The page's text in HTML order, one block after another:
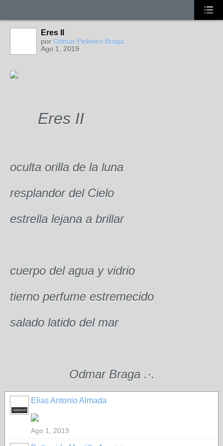
Eres II
por Odmar Pinheiro Braga
Ago 1, 2019
Eres II
oculta orilla de la luna
resplandor del Cielo
estrella lejana a brillar
cuerpo del agua y vidrio
tierno perfume estremecido
salado latido del mar
Odmar Braga .·.
ADMINISTRADOR
Elias Antonio Almada
Ago 1, 2019